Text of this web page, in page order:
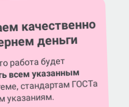
качественно
деньги
работа будет
всем указанным
стандартам ГОСТа
указаниям.